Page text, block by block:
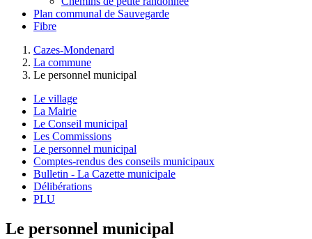
Plan communal de Sauvegarde
Fibre
Cazes-Mondenard
La commune
Le personnel municipal
Le village
La Mairie
Le Conseil municipal
Les Commissions
Le personnel municipal
Comptes-rendus des conseils municipaux
Bulletin - La Cazette municipale
Délibérations
PLU
Le personnel municipal